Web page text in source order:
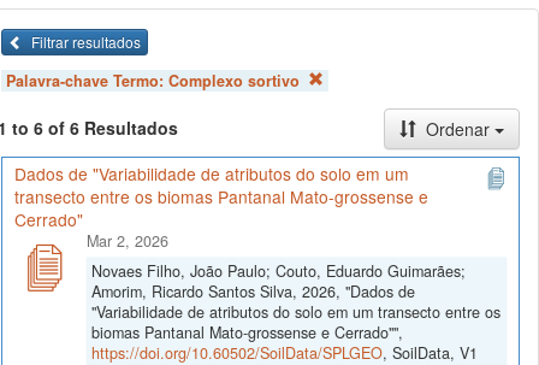
Filtrar resultados
Palavra-chave Termo: Complexo sortivo
to 6 of 6 Resultados
Ordenar
Dados de "Variabilidade de atributos do solo em um
transecto entre os biomas Pantanal Mato-grossense e
Cerrado"
Mar 2, 2026
Novaes Filho, João Paulo; Couto, Eduardo Guimarães;
Amorim, Ricardo Santos Silva, 2026, "Dados de
"Variabilidade de atributos do solo em um transecto entre os
biomas Pantanal Mato-grossense e Cerrado"",
https://doi.org/10.60502/SoilData/SPLGEO, SoilData, V1